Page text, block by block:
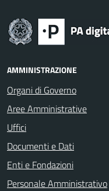
AMMINISTRAZIONE
Organi di Governo
Aree Amministrative
Uffici
Documenti e Dati
Enti e Fondazioni
Personale Amministrativo